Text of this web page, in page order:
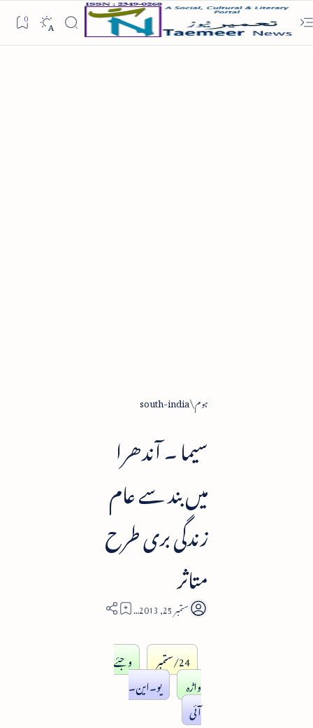
ہوم south-india
سیما ۔ آندھرا
میں بند سے عام
زندگی بری طرح
متاثر
1
24/ستمبر
وجئے
واڑہ
یو۔این۔
آئی